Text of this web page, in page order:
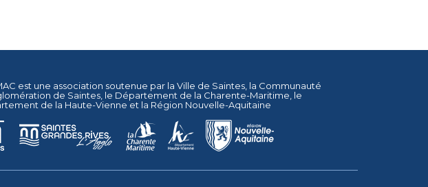
est une association soutenue par la Ville de Saintes , la Communauté
de Saintes , le Département de la Charente-Maritime , le
de la Haute-Vienne et la Région Nouvelle-Aquitaine